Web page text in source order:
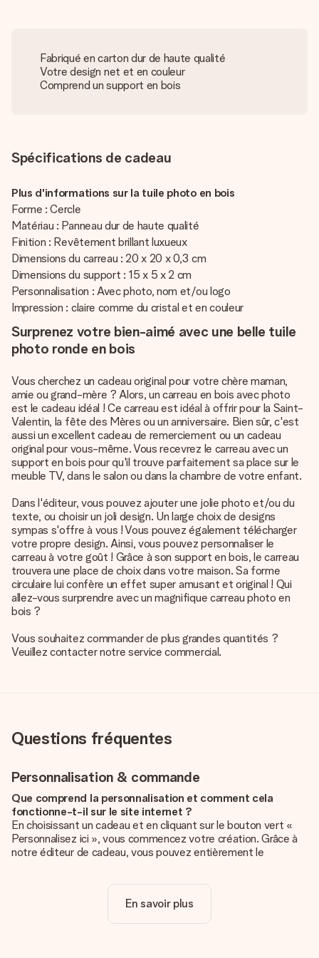
Fabriqué en carton dur de haute qualité
Votre design net et en couleur
Comprend un support en bois
Spécifications de cadeau
Plus d'informations sur la tuile photo en bois
Forme : Cercle
Matériau : Panneau dur de haute qualité
Finition : Revêtement brillant luxueux
Dimensions du carreau : 20 x 20 x 0,3 cm
Dimensions du support : 15 x 5 x 2 cm
Personnalisation : Avec photo, nom et/ou logo
Impression : claire comme du cristal et en couleur
Surprenez votre bien-aimé avec une belle tuile
photo ronde en bois
Vous cherchez un cadeau original pour votre chère maman,
amie ou grand-mère ? Alors, un carreau en bois avec photo
est le cadeau idéal ! Ce carreau est idéal à offrir pour la Saint-
Valentin, la fête des Mères ou un anniversaire. Bien sûr, c'est
aussi un excellent cadeau de remerciement ou un cadeau
original pour vous-même. Vous recevrez le carreau avec un
support en bois pour qu'il trouve parfaitement sa place sur le
meuble TV, dans le salon ou dans la chambre de votre enfant.
Dans l'éditeur, vous pouvez ajouter une jolie photo et/ou du
texte, ou choisir un joli design. Un large choix de designs
sympas s'offre à vous ! Vous pouvez également télécharger
votre propre design. Ainsi, vous pouvez personnaliser le
carreau à votre goût ! Grâce à son support en bois, le carreau
trouvera une place de choix dans votre maison. Sa forme
circulaire lui confère un effet super amusant et original ! Qui
allez-vous surprendre avec un magnifique carreau photo en
bois ?
Vous souhaitez commander de plus grandes quantités ?
Veuillez contacter notre service commercial.
Questions fréquentes
Personnalisation & commande
Que comprend la personnalisation et comment cela
fonctionne-t-il sur le site internet ?
En choisissant un cadeau et en cliquant sur le bouton vert «
Personnalisez ici », vous commencez votre création. Grâce à
notre éditeur de cadeau, vous pouvez entièrement le
unique pour ajouter une touche finale à votre cadeau.
La personnalisation est-elle comprise dans le prix ?
En savoir plus